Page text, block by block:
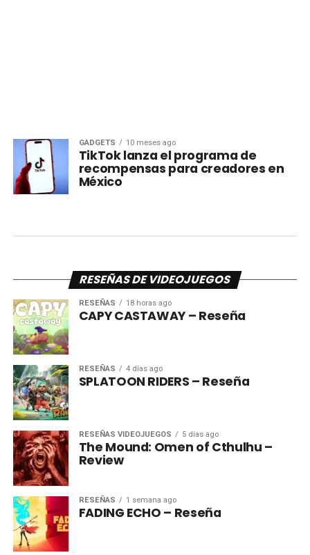
GADGETS 10 meses ago
TikTok lanza el programa de
recompensas para creadores en
México
RESEÑAS DE VIDEOJUEGOS
RESEÑAS 18 horas ago
CAPY CASTAWAY – Reseña
RESEÑAS 4 días ago
SPLATOON RIDERS – Reseña
RESEÑAS VIDEOJUEGOS 5 días ago
The Mound: Omen of Cthulhu –
Review
RESEÑAS 1 semana ago
FADING ECHO – Reseña